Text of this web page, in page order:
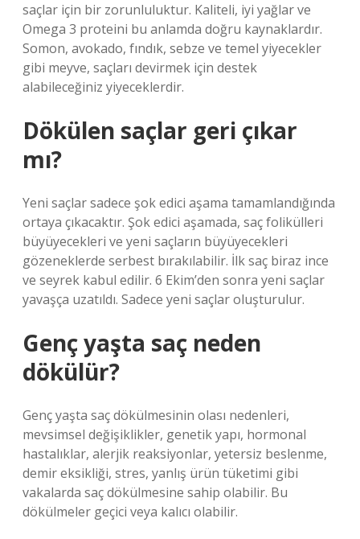
saçlar için bir zorunluluktur. Kaliteli, iyi yağlar ve
Omega 3 proteini bu anlamda doğru kaynaklardır.
Somon, avokado, fındık, sebze ve temel yiyecekler
gibi meyve, saçları devirmek için destek
alabileceğiniz yiyeceklerdir.
Dökülen saçlar geri çıkar
mı?
Yeni saçlar sadece şok edici aşama tamamlandığında
ortaya çıkacaktır. Şok edici aşamada, saç folikülleri
büyüyecekleri ve yeni saçların büyüyecekleri
gözeneklerde serbest bırakılabilir. İlk saç biraz ince
ve seyrek kabul edilir. 6 Ekim’den sonra yeni saçlar
yavaşça uzatıldı. Sadece yeni saçlar oluşturulur.
Genç yaşta saç neden
dökülür?
Genç yaşta saç dökülmesinin olası nedenleri,
mevsimsel değişiklikler, genetik yapı, hormonal
hastalıklar, alerjik reaksiyonlar, yetersiz beslenme,
demir eksikliği, stres, yanlış ürün tüketimi gibi
vakalarda saç dökülmesine sahip olabilir. Bu
dökülmeler geçici veya kalıcı olabilir.